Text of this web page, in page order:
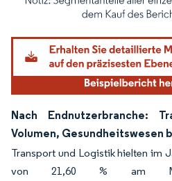
Bild © Mordor Intelligence.
Nach Endnutzerbranche:
Volumen, Gesundheitswesen
Transport und Logistik hielten im
von 21,60 % am